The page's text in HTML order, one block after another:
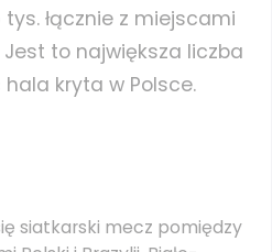
tys. łącznie z miejscami
to największa liczba
kryta w Polsce.
siatkarski mecz pomiędzy